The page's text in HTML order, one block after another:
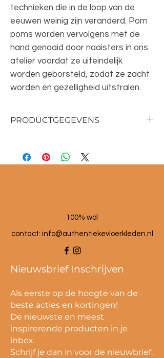
technieken die in de loop van de
eeuwen weinig zijn veranderd. Pom
poms worden vervolgens met de
hand genaaid door naaisters in ons
atelier voordat ze uiteindelijk
worden geborsteld, zodat ze zacht
worden en gezelligheid uitstralen.
PRODUCTGEGEVENS
Afmetingen: 185 x 290 cm
Kussens: 50x50 cm
100% wol
contact: info@authentiekevloerkleden.nl
Nieuwsbrief Inschrijven
Als eerste op de hoogte van de
beste acties en kortingen!
De nieuwste en meest
inspirerende producten in je
inbox.
Schrijf je dan in voor de nieuwbrief.